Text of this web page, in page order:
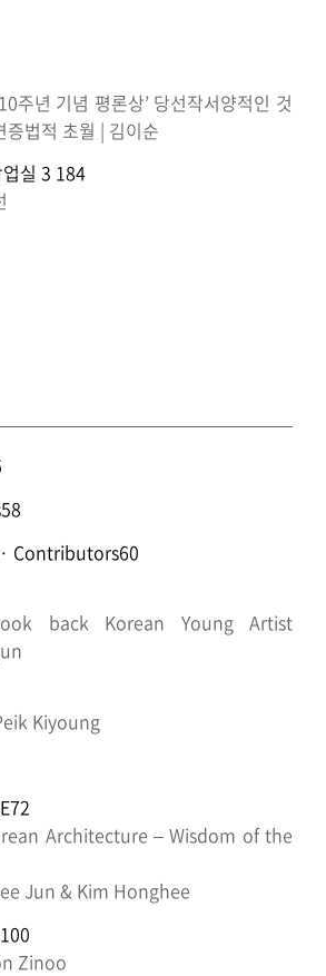
주년 기념 평론상’ 당선작서양적인 것
법적 초월 | 김이순
실 3 184
Contributors60
back Korean Young Artist
Kiyoung
Architecture – Wisdom of the
Jun & Kim Honghee
Zinoo